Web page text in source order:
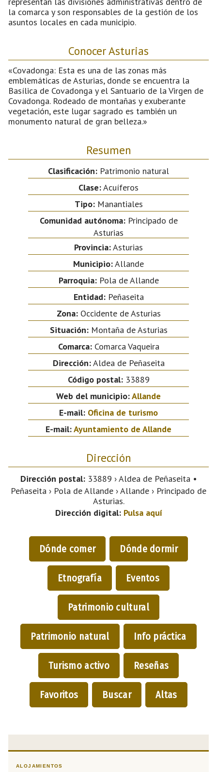
la comarca y son responsables de la gestión de los
asuntos locales en cada municipio.
Conocer Asturias
«Covadonga: Esta es una de las zonas más
emblemáticas de Asturias, donde se encuentra la
Basílica de Covadonga y el Santuario de la Virgen de
Covadonga. Rodeado de montañas y exuberante
vegetación, este lugar sagrado es también un
monumento natural de gran belleza.»
Resumen
Clasificación: Patrimonio natural
Clase:Acuíferos
Tipo:Manantiales
Comunidad autónoma:Principado de
Asturias
Provincia:Asturias
Municipio:Allande
Parroquia:Pola de Allande
Entidad:Peñaseita
Zona:Occidente de Asturias
Situación:Montaña de Asturias
Comarca:Comarca Vaqueira
Dirección:Aldea de Peñaseita
Código postal:33889
Web del municipio:Allande
E-mail: Oficina de turismo
E-mail:Ayuntamiento de Allande
Dirección
Dirección postal:33889 › Aldea de Peñaseita •
Peñaseita › Pola de Allande › Allande › Principado de
Asturias.
Dirección digital: Pulsa aquí
Dónde comer Dónde dormir
Etnografía Eventos
Patrimonio cultural
Patrimonio natural Info práctica
Turismo activo Reseñas
Favoritos Buscar Altas